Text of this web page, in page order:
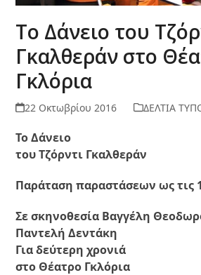
Το Δάνειο του
Γκαλθεράν στο
Γκλόρια
22 Οκτωβρίου 2016 ΔΕΛΤΙΑ
Το Δάνειο
του Τζόρντι Γκαλθεράν
Παράταση παραστάσεων ως τις
Σε σκηνοθεσία Βαγγέλη
Παντελή Δεντάκη
Για δεύτερη χρονιά
στο Θέατρο Γκλόρια